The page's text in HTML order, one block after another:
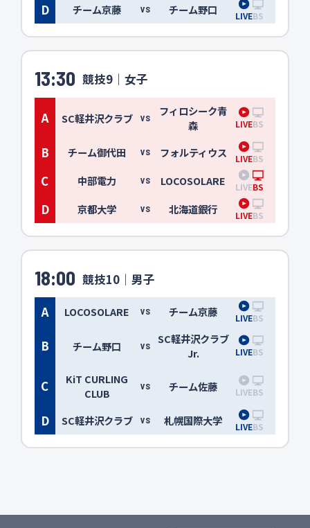
D チーム京藤 VS チーム野口 LIVEBS
13:30 競技9｜女子
A SC軽井沢クラブ VS
フィロシーク青
森
LIVEBS
B チーム御代田 VS フォルティウス LIVEBS
C 中部電力 VS LOCOSOLARE LIVEBS
D 京都大学 VS 北海道銀行 LIVEBS
18:00 競技10｜男子
A
LOCOSOLARE VS チーム京藤 LIVEBS
B チーム野口 VS
SC軽井沢クラブ
Jr.
LIVEBS
C
KiT CURLING
CLUB
VS チーム佐藤 LIVEBS
D SC軽井沢クラブ VS 札幌国際大学 LIVEBS